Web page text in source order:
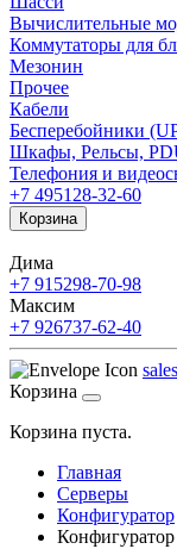
Вычислительные
Коммутаторы для
Мезонин
Прочее
Кабели
Бесперебойники
Шкафы, Рельсы,
Телефония и
+7 495128-32-60
Корзина
Дима
+7 915298-70-98
Максим
+7 926737-62-40
Корзина
Корзина пуста.
Главная
Серверы
Конфигуратор
Конфигуратор